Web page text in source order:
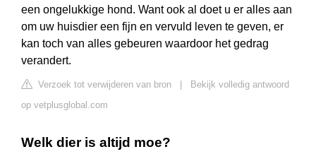
een ongelukkige hond. Want ook al doet u er alles aan
om uw huisdier een fijn en vervuld leven te geven, er
kan toch van alles gebeuren waardoor het gedrag
verandert.
Verzoek tot verwijderen van bron
Bekijk volledig antwoord
op vetplusglobal.com
Welk dier is altijd moe?